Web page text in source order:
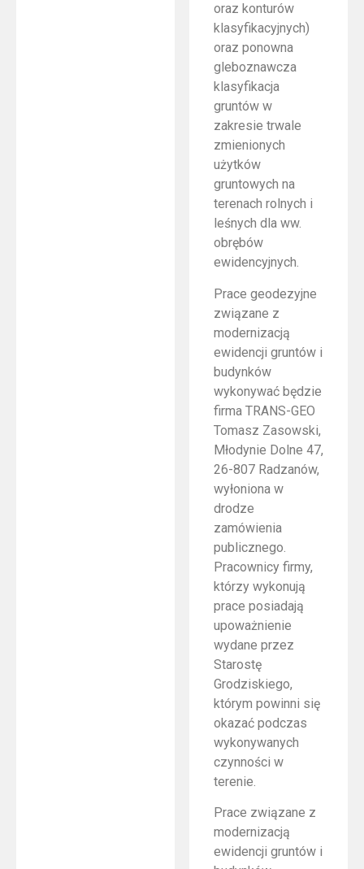
oraz konturów
klasyfikacyjnych)
oraz ponowna
gleboznawcza
klasyfikacja
gruntów w
zakresie trwale
zmienionych
użytków
gruntowych na
terenach rolnych i
leśnych dla ww.
obrębów
ewidencyjnych.
Prace geodezyjne
związane z
modernizacją
ewidencji gruntów i
budynków
wykonywać będzie
firma TRANS-GEO
Tomasz Zasowski,
Młodynie Dolne 47,
26-807 Radzanów,
wyłoniona w
drodze
zamówienia
publicznego.
Pracownicy firmy,
którzy wykonują
prace posiadają
upoważnienie
wydane przez
Starostę
Grodziskiego,
którym powinni się
okazać podczas
wykonywanych
czynności w
terenie.
Prace związane z
modernizacją
ewidencji gruntów i